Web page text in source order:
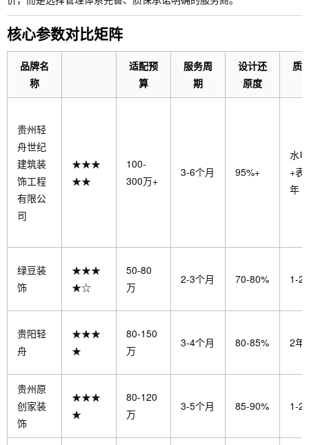
核心参数对比矩阵
品牌名
称
适配预
算
服务周
期
设计还
原度
质
贵州轻
舟世纪
建筑装
饰工程
有限公
司
★★★
★★
100-
300万+
3-6个月 95%+
水
+表
年
绿豆装
饰
★★★
★☆
50-80
万
2-3个月 70-80% 1-2
贵阳轻
舟
★★★
★
80-150
万
3-4个月 80-85% 2年
贵州原
创家装
饰
★★★
★
80-120
万
3-5个月 85-90% 1-2